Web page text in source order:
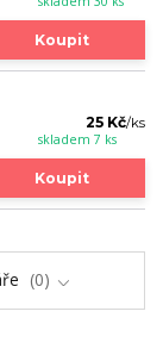
Koupit
25 Kč/ks
skladem 7 ks
Koupit
0